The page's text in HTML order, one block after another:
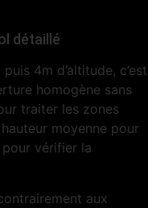
détaillé
4m d’altitude, c’est
homogène sans
traiter les zones
moyenne pour
vérifier la
aux